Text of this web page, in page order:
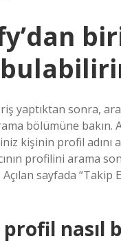
yaptıktan sonra,
bölümüne bakın.
kişinin profil adını
profilini arama
sayfada “Takip
nasıl